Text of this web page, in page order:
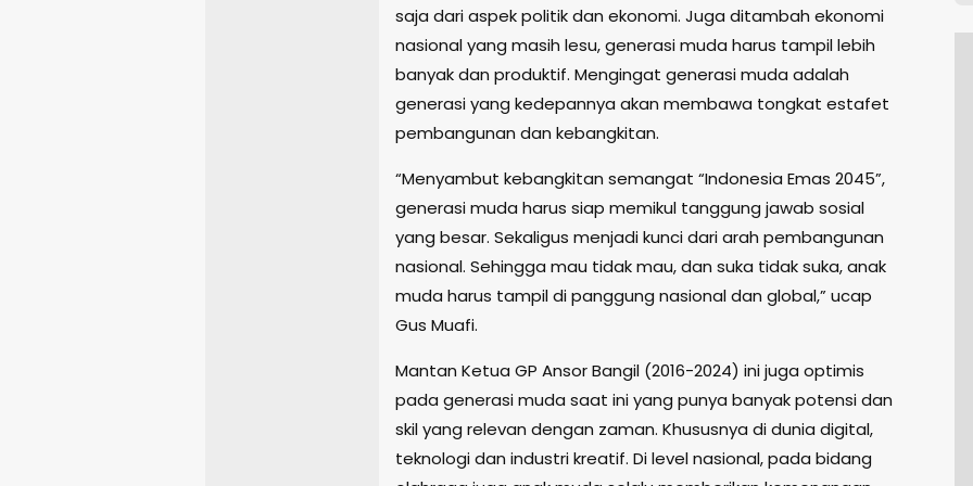
saja dari aspek politik dan ekonomi. Juga ditambah ekonomi
nasional yang masih lesu, generasi muda harus tampil lebih
banyak dan produktif. Mengingat generasi muda adalah
generasi yang kedepannya akan membawa tongkat estafet
pembangunan dan kebangkitan.
“Menyambut kebangkitan semangat “Indonesia Emas 2045”,
generasi muda harus siap memikul tanggung jawab sosial
yang besar. Sekaligus menjadi kunci dari arah pembangunan
nasional. Sehingga mau tidak mau, dan suka tidak suka, anak
muda harus tampil di panggung nasional dan global,” ucap
Gus Muafi.
Mantan Ketua GP Ansor Bangil (2016-2024) ini juga optimis
pada generasi muda saat ini yang punya banyak potensi dan
skil yang relevan dengan zaman. Khususnya di dunia digital,
teknologi dan industri kreatif. Di level nasional, pada bidang